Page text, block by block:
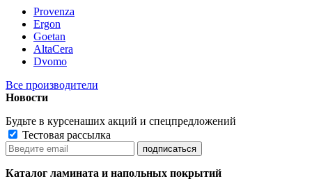
Provenza
Ergon
Goetan
AltaСera
Dvomo
Все производители
Новости
Будьте в курсенаших акций и спецпредложений
Тестовая рассылка
Каталог ламината и напольных покрытий